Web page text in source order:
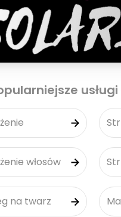
usługi
włosów
na twarz